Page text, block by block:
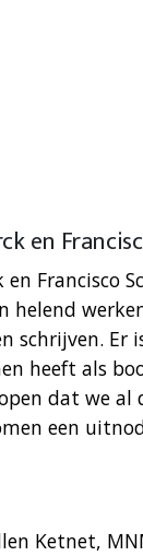
en
en Francisco
helend
schrijven. Er
heeft als
dat we
een
Ketnet,